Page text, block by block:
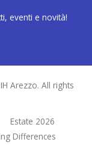
eventi e novità!
Arezzo. All rights
Estate 2026
Differences